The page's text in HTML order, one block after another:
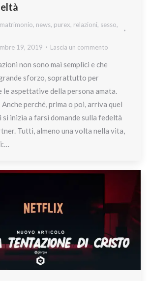
matrimonio, news, purex, relazioni, sesso,
19, 2019 Lascia un commento
non sono mai semplici e che
sforzo, soprattutto per
le aspettative della persona amata.
perché, prima o poi, arriva quel
si inizia a farsi domande sulla fedeltà
Tutti, almeno una volta nella vita,